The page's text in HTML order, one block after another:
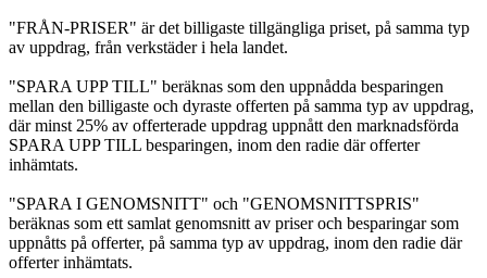
"FRÅN-PRISER" är det billigaste tillgängliga priset, på samma typ
av uppdrag, från verkstäder i hela landet.
"SPARA UPP TILL" beräknas som den uppnådda besparingen
mellan den billigaste och dyraste offerten på samma typ av uppdrag,
där minst 25% av offerterade uppdrag uppnått den marknadsförda
SPARA UPP TILL besparingen, inom den radie där offerter
inhämtats.
"SPARA I GENOMSNITT" och "GENOMSNITTSPRIS"
beräknas som ett samlat genomsnitt av priser och besparingar som
uppnåtts på offerter, på samma typ av uppdrag, inom den radie där
offerter inhämtats.